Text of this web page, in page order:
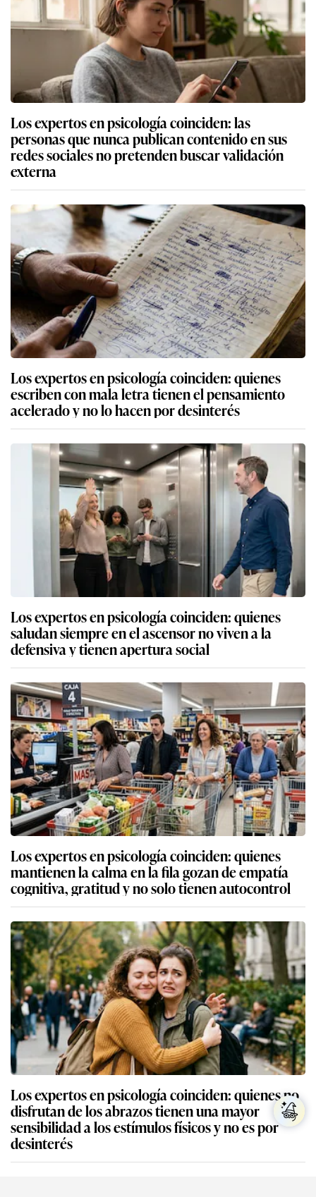
Los expertos en psicología coinciden: las
personas que nunca publican contenido en sus
redes sociales no pretenden buscar validación
externa
Los expertos en psicología coinciden: quienes
escriben con mala letra tienen el pensamiento
acelerado y no lo hacen por desinterés
Los expertos en psicología coinciden: quienes
saludan siempre en el ascensor no viven a la
defensiva y tienen apertura social
Los expertos en psicología coinciden: quienes
mantienen la calma en la fila gozan de empatía
cognitiva, gratitud y no solo tienen autocontrol
Los expertos en psicología coinciden: quienes no
disfrutan de los abrazos tienen una mayor
sensibilidad a los estímulos físicos y no es por
desinterés